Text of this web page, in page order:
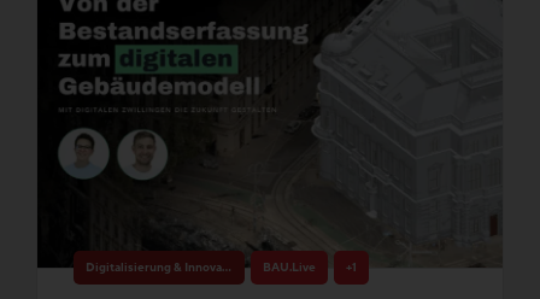
Digitalisierung & Innovation BAU.Live +1